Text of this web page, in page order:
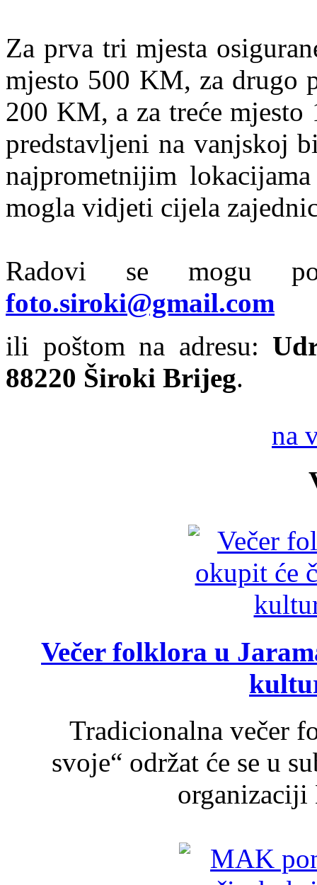
Za prva tri mjesta
mjesto 500 KM, za drugo
200 KM, a za treće
predstavljeni na vanjskoj
najprometnijim
mogla vidjeti cijela
Radovi se mogu
foto.siroki@gmail.com
ili poštom na adresu:
88220 Široki Brijeg.
na
Večer folklora u
Tradicionalna večer
svoje“ održat će se u
organizaciji